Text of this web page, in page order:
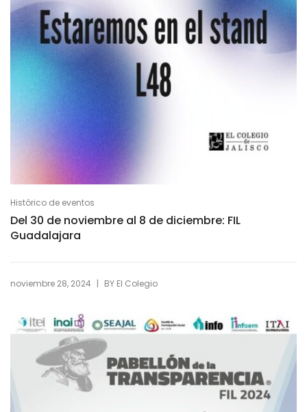
Histórico de eventos
Del 30 de noviembre al 8 de diciembre: FIL
Guadalajara
noviembre 28, 2024 | BY El Colegio